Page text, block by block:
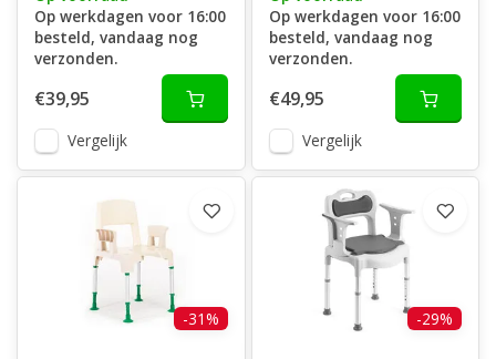
Op werkdagen voor 16:00
besteld, vandaag nog
verzonden.
€39,95
Vergelijk
Op werkdagen voor 16:00
besteld, vandaag nog
verzonden.
€49,95
Vergelijk
-31% -29%